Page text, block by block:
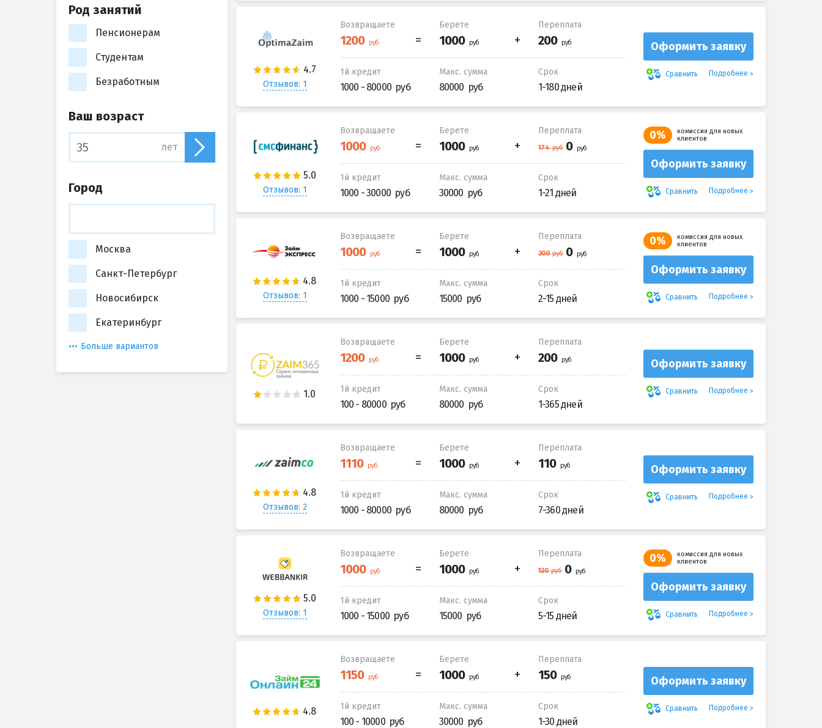
Отзывов: 1
Возвращаете Берете Переплата
1й кредит
1000 - 80000
Макс. сумма
80000
Срок
1-180 дней
Оформить заявку
Сравнить Подробнее
Отзывов: 1
Возвращаете Берете Переплата
1й кредит
1000 - 30000
Макс. сумма
30000
Срок
1-21 дней
0%
комиссия для новых
клиентов
Оформить заявку
Сравнить Подробнее
Отзывов: 1
Возвращаете Берете Переплата
1й кредит
1000 - 15000
Макс. сумма
15000
Срок
2-15 дней
0%
комиссия для новых
клиентов
Оформить заявку
Сравнить Подробнее
Возвращаете Берете Переплата
1й кредит
100 - 80000
Макс. сумма
80000
Срок
1-365 дней
Оформить заявку
Сравнить Подробнее
Отзывов: 2
Возвращаете Берете Переплата
1й кредит
1000 - 80000
Макс. сумма
80000
Срок
7-360 дней
Оформить заявку
Сравнить Подробнее
Отзывов: 1
Возвращаете Берете Переплата
1й кредит
1000 - 15000
Макс. сумма
15000
Срок
5-15 дней
0%
комиссия для новых
клиентов
Оформить заявку
Сравнить Подробнее
Возвращаете Берете Переплата
1й кредит
100 - 10000
Макс. сумма
30000
Срок
1-30 дней
Оформить заявку
Сравнить Подробнее
Род занятий
Пенсионерам
Студентам
Безработным
Ваш возраст
лет
Город
Москва
Санкт-Петербург
Новосибирск
Екатеринбург
Больше вариантов